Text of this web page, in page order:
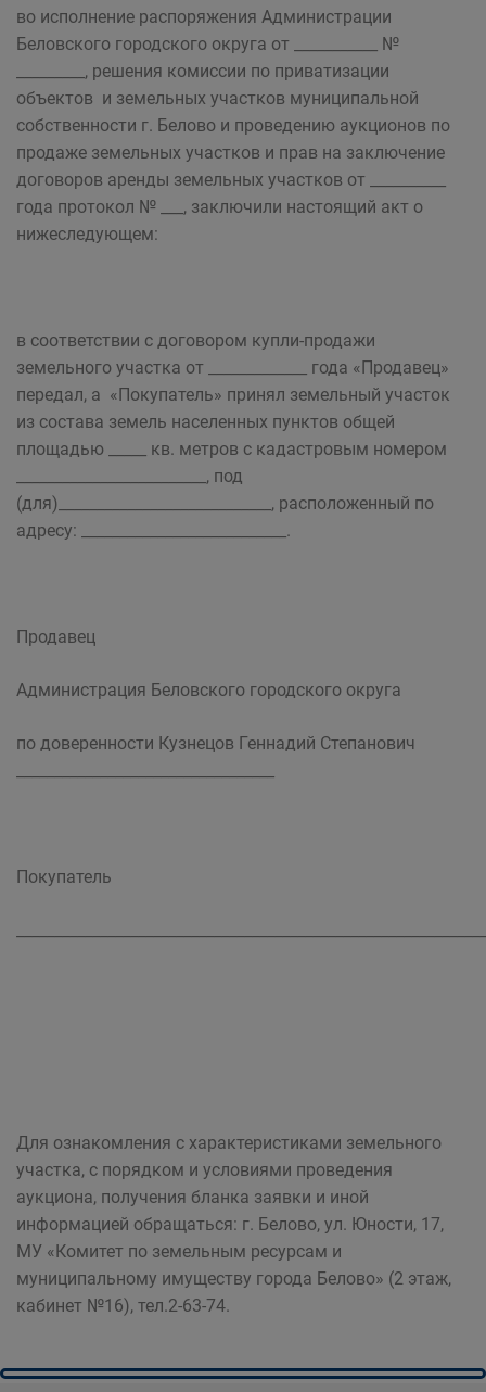
во исполнение распоряжения Администрации
Беловского городского округа от ___________ №
_________, решения комиссии по приватизации
объектов и земельных участков муниципальной
собственности г. Белово и проведению аукционов по
продаже земельных участков и прав на заключение
договоров аренды земельных участков от __________
года протокол № ___, заключили настоящий акт о
нижеследующем:
в соответствии с договором купли-продажи
земельного участка от _____________ года «Продавец»
передал, а «Покупатель» принял земельный участок
из состава земель населенных пунктов общей
площадью _____ кв. метров с кадастровым номером
_________________________, под
(для)____________________________, расположенный по
адресу: ___________________________.
Продавец
Администрация Беловского городского округа
по доверенности Кузнецов Геннадий Степанович
Покупатель
Для ознакомления с характеристиками земельного
участка, с порядком и условиями проведения
аукциона, получения бланка заявки и иной
информацией обращаться: г. Белово, ул. Юности, 17,
МУ «Комитет по земельным ресурсам и
муниципальному имуществу города Белово» (2 этаж,
кабинет №16), тел.2-63-74.